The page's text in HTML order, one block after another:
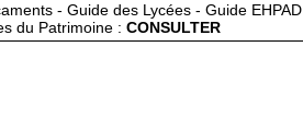
- Guide des Lycées - Guide EHPAD
du Patrimoine : CONSULTER